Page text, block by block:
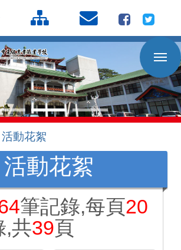
活動花絮
活動花絮
筆記錄,每頁20
,共39頁